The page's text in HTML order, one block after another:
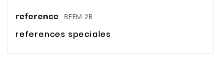
reference BFEM 2B
references speciales